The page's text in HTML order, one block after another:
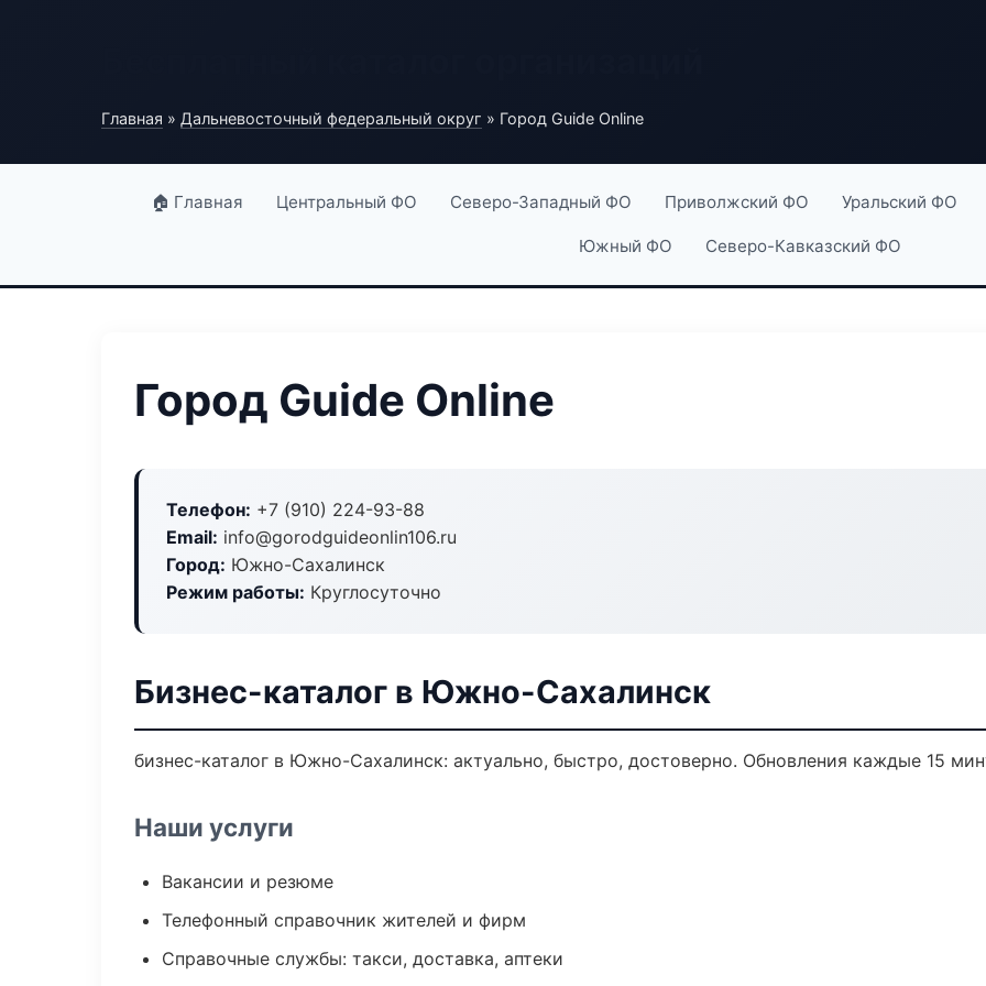
Главная » Дальневосточный федеральный округ » Город Guide Online
🏠 Главная Центральный ФО Северо-Западный ФО Приволжский ФО Уральский ФО
Южный ФО Северо-Кавказский ФО
Город Guide Online
Телефон: +7 (910) 224-93-88
Email: info@gorodguideonlin106.ru
Город: Южно-Сахалинск
Режим работы: Круглосуточно
Бизнес-каталог в Южно-Сахалинск
бизнес-каталог в Южно-Сахалинск: актуально, быстро, достоверно. Обновления каждые 15
Наши услуги
Вакансии и резюме
Телефонный справочник жителей и фирм
Справочные службы: такси, доставка, аптеки